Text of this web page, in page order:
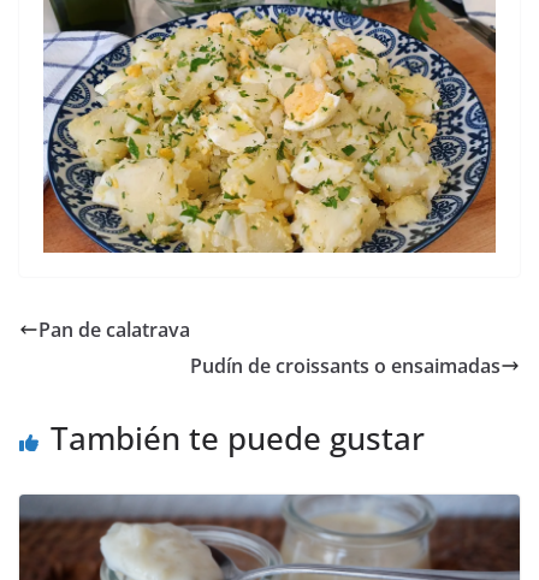
Pan de calatrava
Pudín de croissants o ensaimadas
También te puede gustar